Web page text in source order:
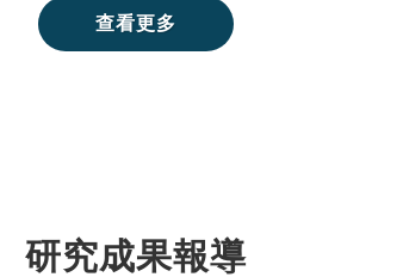
查看更多
研究成果報導